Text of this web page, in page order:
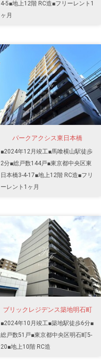
4-5■地上12階 RC造■フリーレント1
ヶ月
パークアクシス東日本橋
■2024年12月竣工■馬喰横山駅徒歩
2分■総戸数144戸■東京都中央区東
日本橋3-4-17■地上12階 RC造■フリ
ーレント1ヶ月
ブリックレジデンス築地明石町
■2024年10月竣工■築地駅徒歩6分■
総戸数51戸■東京都中央区明石町5-
20■地上10階 RC造